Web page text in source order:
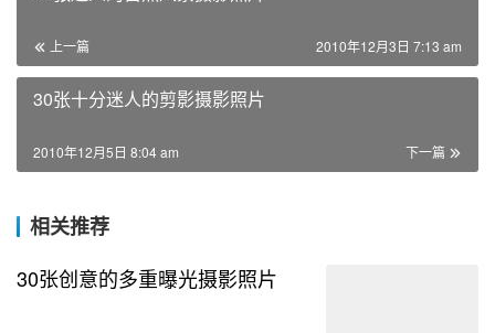
上一篇 2010年12月3日 7:13 am
30张十分迷人的剪影摄影照片
下一篇
2010年12月5日 8:04 am
相关推荐
30张创意的多重曝光摄影照片